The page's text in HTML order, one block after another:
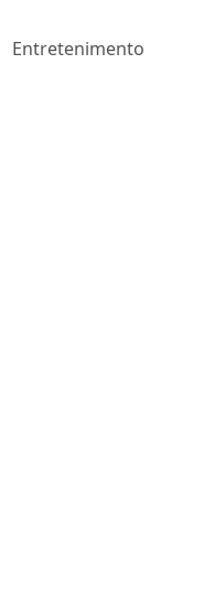
Entretenimento